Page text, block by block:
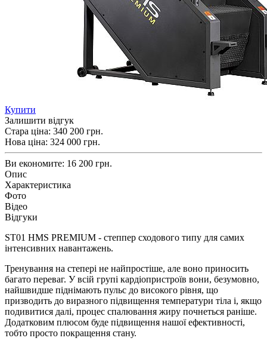
Купити
Залишити відгук
Стара ціна: 340 200 грн.
Нова ціна: 324 000 грн.
Ви економите: 16 200 грн.
Опис
Характеристика
Фото
Відео
Відгуки
ST01 HMS PREMIUM - степпер сходового типу для самих
інтенсивних навантажень.
Тренування на степері не найпростіше, але воно приносить
багато переваг. У всій групі кардіопристроїв вони, безумовно,
найшвидше піднімають пульс до високого рівня, що
призводить до виразного підвищення температури тіла і, якщо
подивитися далі, процес спалювання жиру почнеться раніше.
Додатковим плюсом буде підвищення нашої ефективності,
тобто просто покращення стану.